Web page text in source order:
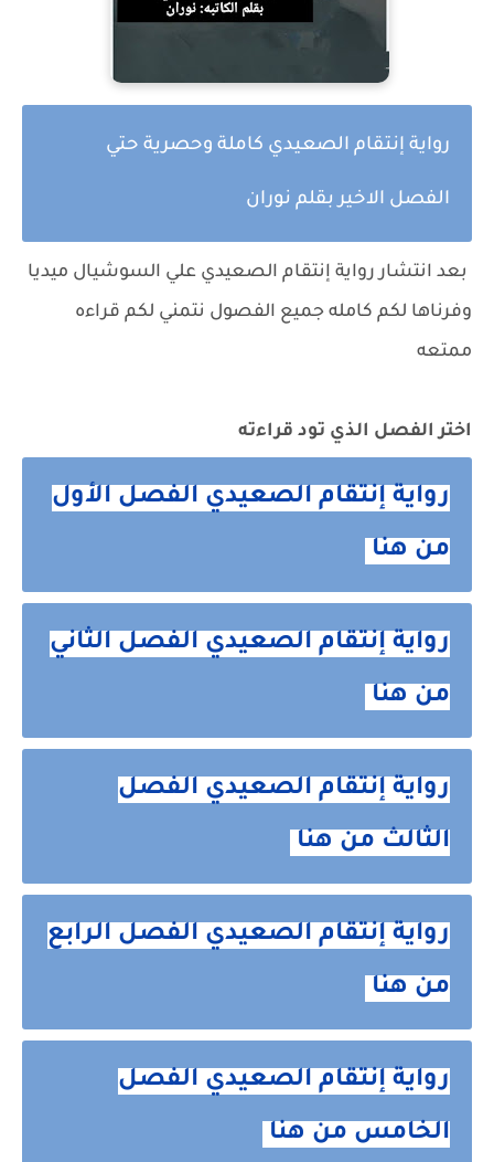
رواية إنتقام الصعيدي كاملة وحصرية حتي
الفصل الاخير بقلم نوران
بعد انتشاررواية إنتقام الصعيدي علي السوشيال ميديا
وفرناها لكم كامله جميع الفصول نتمني لكم قراءه
ممتعه
اختر الفصل الذي تود قراءته
رواية إنتقام الصعيدي الفصل الأول
من هنا
رواية إنتقام الصعيدي الفصل الثاني
من هنا
رواية إنتقام الصعيدي الفصل
الثالث من هنا
رواية إنتقام الصعيدي الفصل الرابع
من هنا
رواية إنتقام الصعيدي الفصل
الخامس من هنا